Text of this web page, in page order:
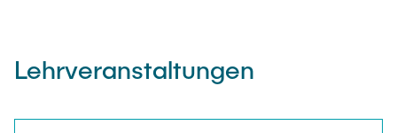
Lehrveranstaltungen